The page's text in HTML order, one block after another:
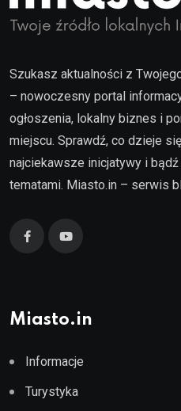
Szukasz aktualności z
– nowoczesny portal
ogłoszenia, lokalny biznes i
miejscu. Sprawdź, co dzieje
najciekawsze inicjatywy i
tematami. Miasto.in – serwis
Miasto.in
Informacje
Turystyka